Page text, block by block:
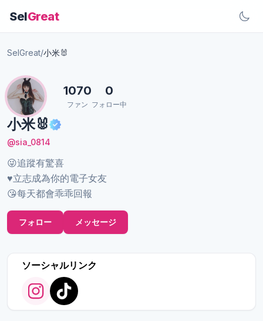
SelGreat
SelGreat/小米🐰
小米🐰
@sia_0814
😜追蹤有驚喜
♥️立志成為你的電子女友
😘每天都會乖乖回報
1070
ファン
0
フォロー中
フォロー メッセージ
ソーシャルリンク